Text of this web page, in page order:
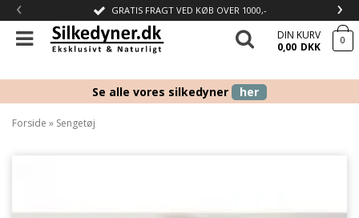
GRATIS FRAGT VED KØB OVER 1000,-
‹ ›
DIN KURV
0,00 DKK 0
Se alle vores silkedyner her
Forside » Sengetøj